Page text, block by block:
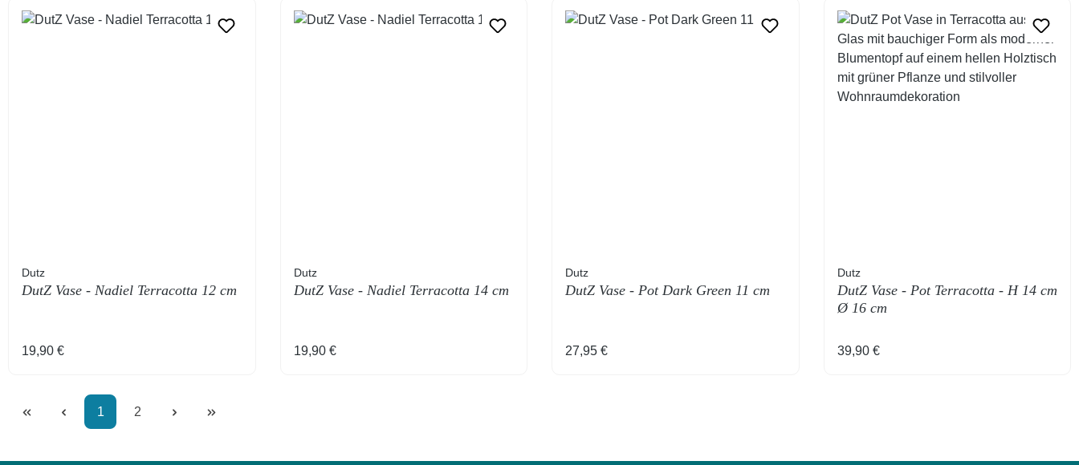
Dutz
DutZ Vase - Nadiel Terracotta 12 cm
Regulärer Preis:
19,90 €
Dutz
DutZ Vase - Nadiel Terracotta 14 cm
Regulärer Preis:
19,90 €
Dutz
DutZ Vase - Pot Dark Green 11 cm
Regulärer Preis:
27,95 €
Dutz
DutZ Vase - Pot Terracotta - H 14 cm
Ø 16 cm
Regulärer Preis:
39,90 €
Seite
1 Seite
2